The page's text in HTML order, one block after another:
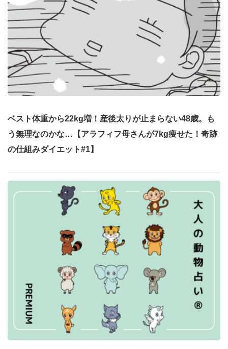
ベスト体重から22kg増！産後太りが止まらない48歳。も
う無理なのかな…【アラフィフ母さんが7kg痩せた！奇跡
の仕組みダイエット#1】